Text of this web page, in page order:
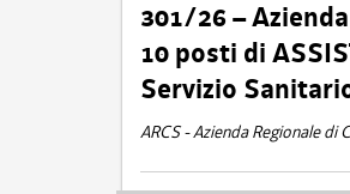
301/26 –
10 posti di
Servizio
ARCS - Azienda Regionale di